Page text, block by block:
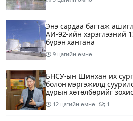
Энэ сардаа багтаж
АИ-92-ийн хэрэглээний
бүрэн хангана
9 цагийн өмнө
БНСУ-ын Шинхан их
болон мэргэжилд
дурын хөтөлбөрийг
12 цагийн өмнө 1